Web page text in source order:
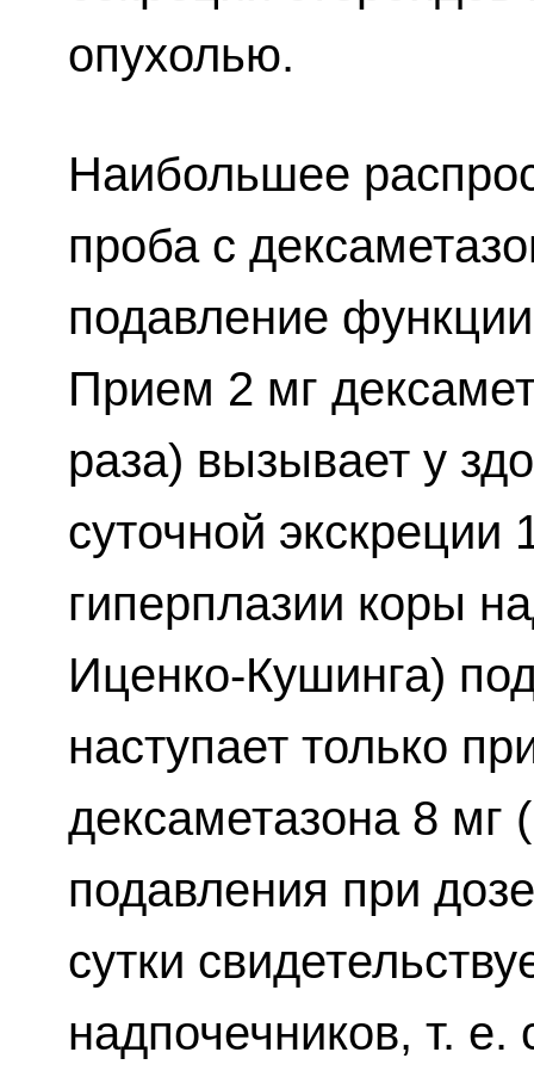
опухолью.
Наибольшее
проба с
подавление
Прием 2 мг
раза) вызывает у
суточной
гиперплазии коры
Иценко-Кушинга)
наступает только
дексаметазона 8 мг
подавления при
сутки
надпочечников, т.